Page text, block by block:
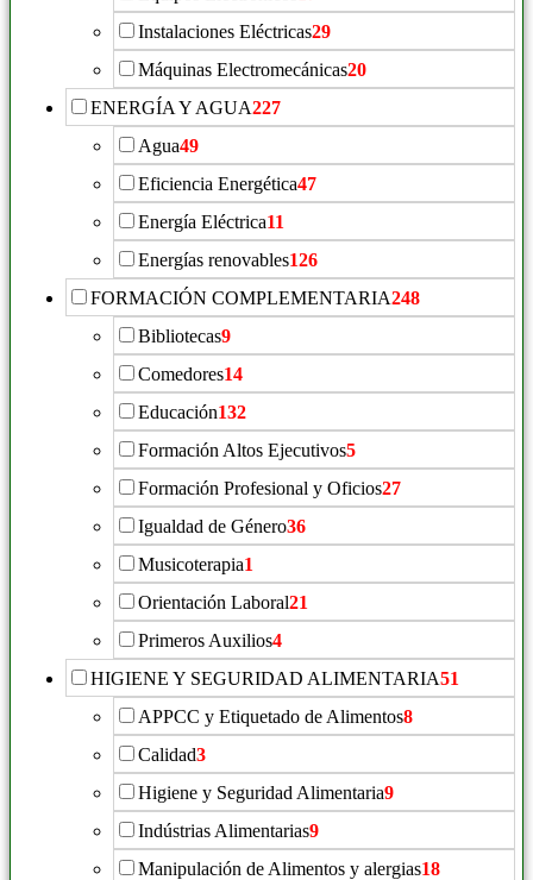
Instalaciones Eléctricas29
Máquinas Electromecánicas20
ENERGÍA Y AGUA227
Agua49
Eficiencia Energética47
Energía Eléctrica11
Energías renovables126
FORMACIÓN COMPLEMENTARIA248
Bibliotecas9
Comedores14
Educación132
Formación Altos Ejecutivos5
Formación Profesional y Oficios27
Igualdad de Género36
Musicoterapia1
Orientación Laboral21
Primeros Auxilios4
HIGIENE Y SEGURIDAD ALIMENTARIA51
APPCC y Etiquetado de Alimentos8
Calidad3
Higiene y Seguridad Alimentaria9
Indústrias Alimentarias9
Manipulación de Alimentos y alergias18